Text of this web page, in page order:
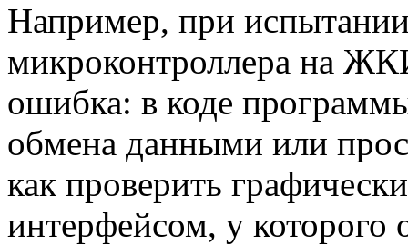
Например, при
микроконтроллера на
ошибка: в коде
обмена данными или
как проверить
интерфейсом, у которого